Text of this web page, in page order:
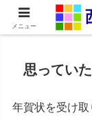
思ってい
年賀状を受け取
メニュー